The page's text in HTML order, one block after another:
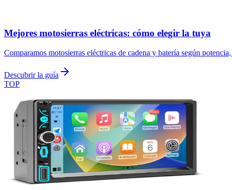
Mejores motosierras eléctricas: cómo elegir la tuya
Comparamos motosierras eléctricas de cadena y batería según
Descubrir la guía
TOP